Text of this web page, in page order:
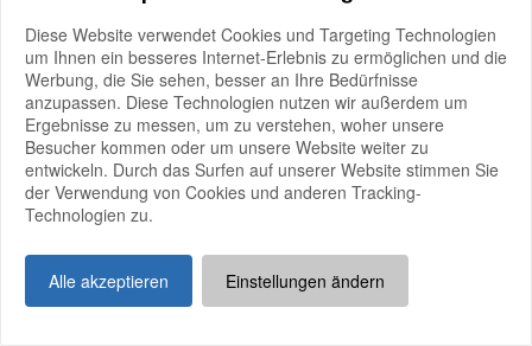
Diese Website verwendet Cookies und Targeting Technologien
um Ihnen ein besseres Internet-Erlebnis zu ermöglichen und die
Werbung, die Sie sehen, besser an Ihre Bedürfnisse
anzupassen. Diese Technologien nutzen wir außerdem um
Ergebnisse zu messen, um zu verstehen, woher unsere
Besucher kommen oder um unsere Website weiter zu
entwickeln. Durch das Surfen auf unserer Website stimmen Sie
der Verwendung von Cookies und anderen Tracking-
Technologien zu.
Alle akzeptieren Einstellungen ändern